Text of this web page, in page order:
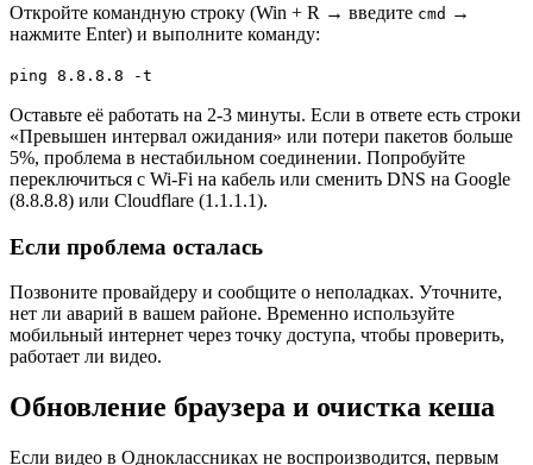
Откройте командную строку (Win + R → введите cmd →
нажмите Enter) и выполните команду:
ping 8.8.8.8 -t
Оставьте её работать на 2-3 минуты. Если в ответе есть строки
«Превышен интервал ожидания» или потери пакетов больше
5%, проблема в нестабильном соединении. Попробуйте
переключиться с Wi-Fi на кабель или сменить DNS на Google
(8.8.8.8) или Cloudflare (1.1.1.1).
Если проблема осталась
Позвоните провайдеру и сообщите о неполадках. Уточните,
нет ли аварий в вашем районе. Временно используйте
мобильный интернет через точку доступа, чтобы проверить,
работает ли видео.
Обновление браузера и очистка кеша
Если видео в Одноклассниках не воспроизводится, первым